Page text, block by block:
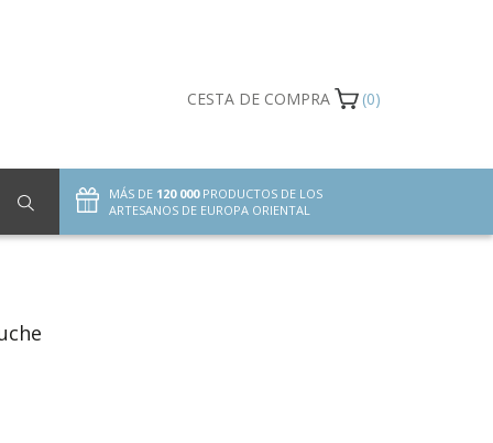
CESTA DE COMPRA (0)
MÁS DE 120 000PRODUCTOS DE LOS
ARTESANOS DE EUROPA ORIENTAL